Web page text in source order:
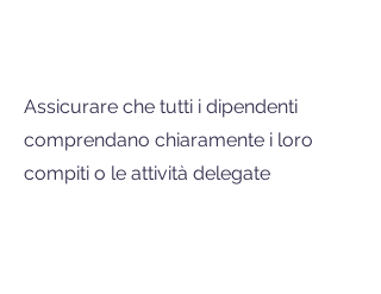
Assicurare che tutti i dipendenti
comprendano chiaramente i loro
compiti o le attività delegate